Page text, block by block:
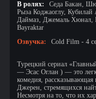
В ролях:
Седа Бакан,
Рыза Коджаоглу,
Даймаз, Джемаль Хюнал,
Bayraktar
Озвучка:
Cold Film - 4
Турецкий сериал
— Эсас Оглан ) — это
комедия,
Джерен, стремящихся
Несмотря на то, что их